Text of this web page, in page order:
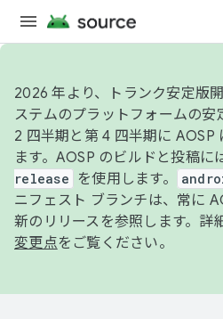
2026 年より、トランク安定版
ステムのプラットフォームの
2 四半期と第 4 四半期に AOSP
ます。AOSP のビルドと投稿に
release
を使用します。
ニフェスト ブランチは、常に
新のリリースを参照します。詳
変更点をご覧ください。